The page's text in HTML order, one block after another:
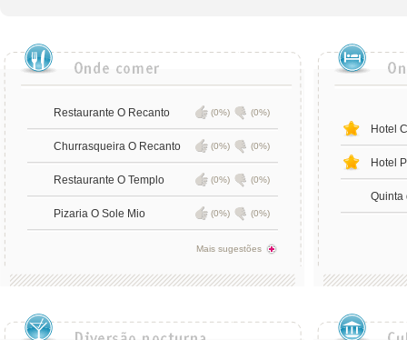
Restaurante O Recanto (0%) (0%)
Churrasqueira O Recanto (0%) (0%)
Restaurante O Templo (0%) (0%)
Pizaria O Sole Mio (0%) (0%)
Mais sugestões
Hotel
Hotel
Quinta